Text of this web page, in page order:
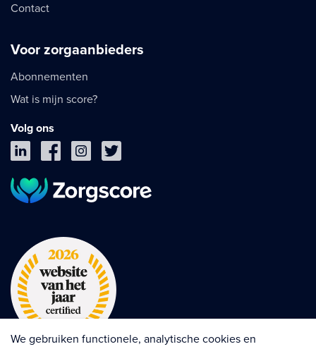
Contact
Voor zorgaanbieders
Abonnementen
Wat is mijn score?
Volg ons
We gebruiken functionele, analytische cookies en